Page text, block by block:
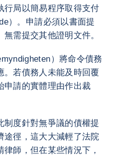
行局以簡易程序取得支付
）。申請必須以書面提
需提交其他證明文件。
）將命令債務
。若債務人未能及時回覆
申請的實體理由作出裁
制度針對無爭議的債權提
途徑，這大大減輕了法院
師，但在某些情況下，